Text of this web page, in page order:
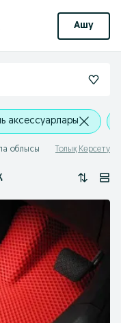
Ашу
аксессуарлары
облысы Толық Көрсету